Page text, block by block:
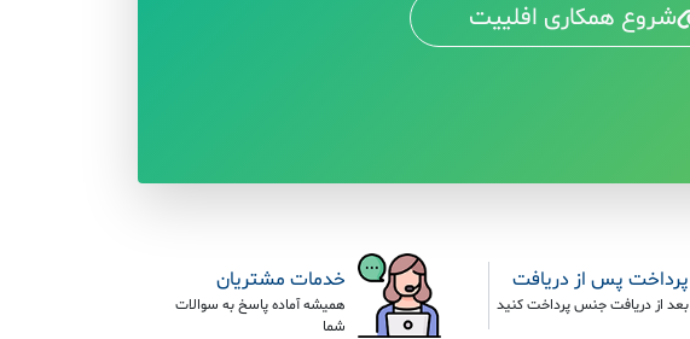
شروع همکاری افلییت
پرداخت پس از دریافت
بعد از دریافت جنس پرداخت کنید
خدمات مشتریان
همیشه آماده پاسخ به سوالات
شما